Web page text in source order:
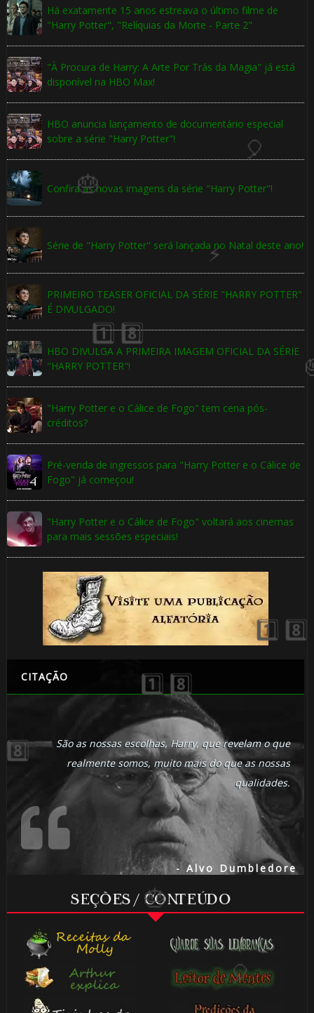
Há exatamente 15 anos estreava o último filme de
"Harry Potter", "Relíquias da Morte - Parte 2"
"À Procura de Harry: A Arte Por Trás da Magia" já está
disponível na HBO Max!
HBO anuncia lançamento de documentário especial
sobre a série "Harry Potter"!
Confira as novas imagens da série "Harry Potter"!
Série de "Harry Potter" será lançada no Natal deste ano!
PRIMEIRO TEASER OFICIAL DA SÉRIE "HARRY POTTER"
É DIVULGADO!
HBO DIVULGA A PRIMEIRA IMAGEM OFICIAL DA SÉRIE
"HARRY POTTER"!
"Harry Potter e o Cálice de Fogo" tem cena pós-
créditos?
Pré-venda de ingressos para "Harry Potter e o Cálice de
Fogo" já começou!
"Harry Potter e o Cálice de Fogo" voltará aos cinemas
para mais sessões especiais!
CITAÇÃO
São as nossas escolhas, Harry, que revelam o que
realmente somos, muito mais do que as nossas
qualidades.
- Alvo Dumbledore
SEÇÕES / CONTEÚDO
⚡
🎂
🎂
🎈
1️⃣ 8️⃣
1️⃣ 8️⃣
⚡
1️⃣ 8️⃣
🎂
🎈